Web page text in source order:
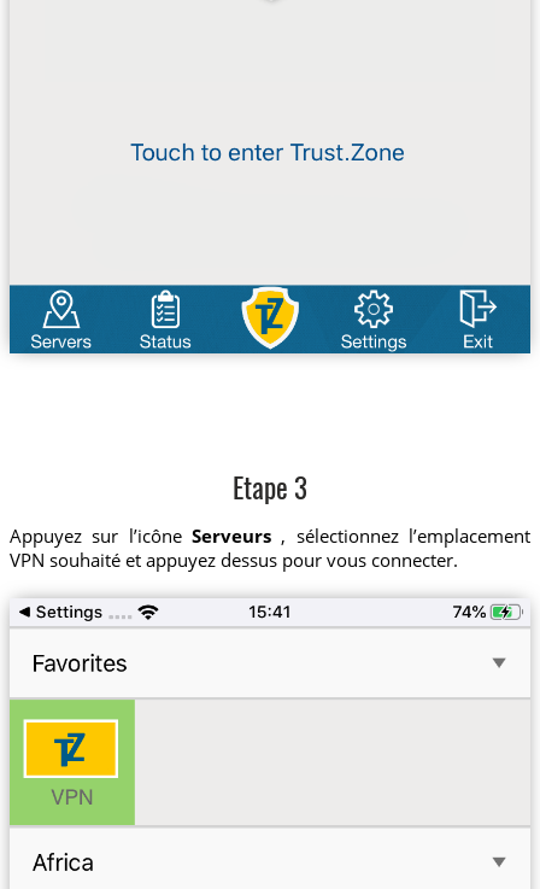
Etape 3
Appuyez sur l’icône Serveurs , sélectionnez l’emplacement
VPN souhaité et appuyez dessus pour vous connecter.